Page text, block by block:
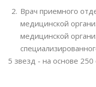
Врач приемного
медицинской
медицинской
5 звезд - на основе 250